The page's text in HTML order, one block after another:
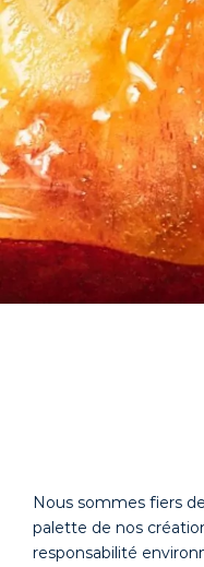
Nous sommes fiers
palette de nos
responsabilité